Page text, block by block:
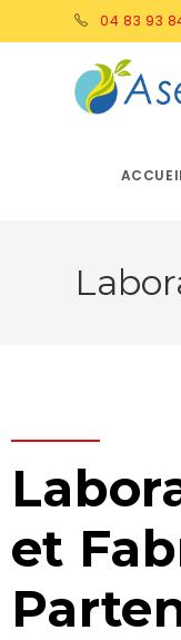
04 83 93
et